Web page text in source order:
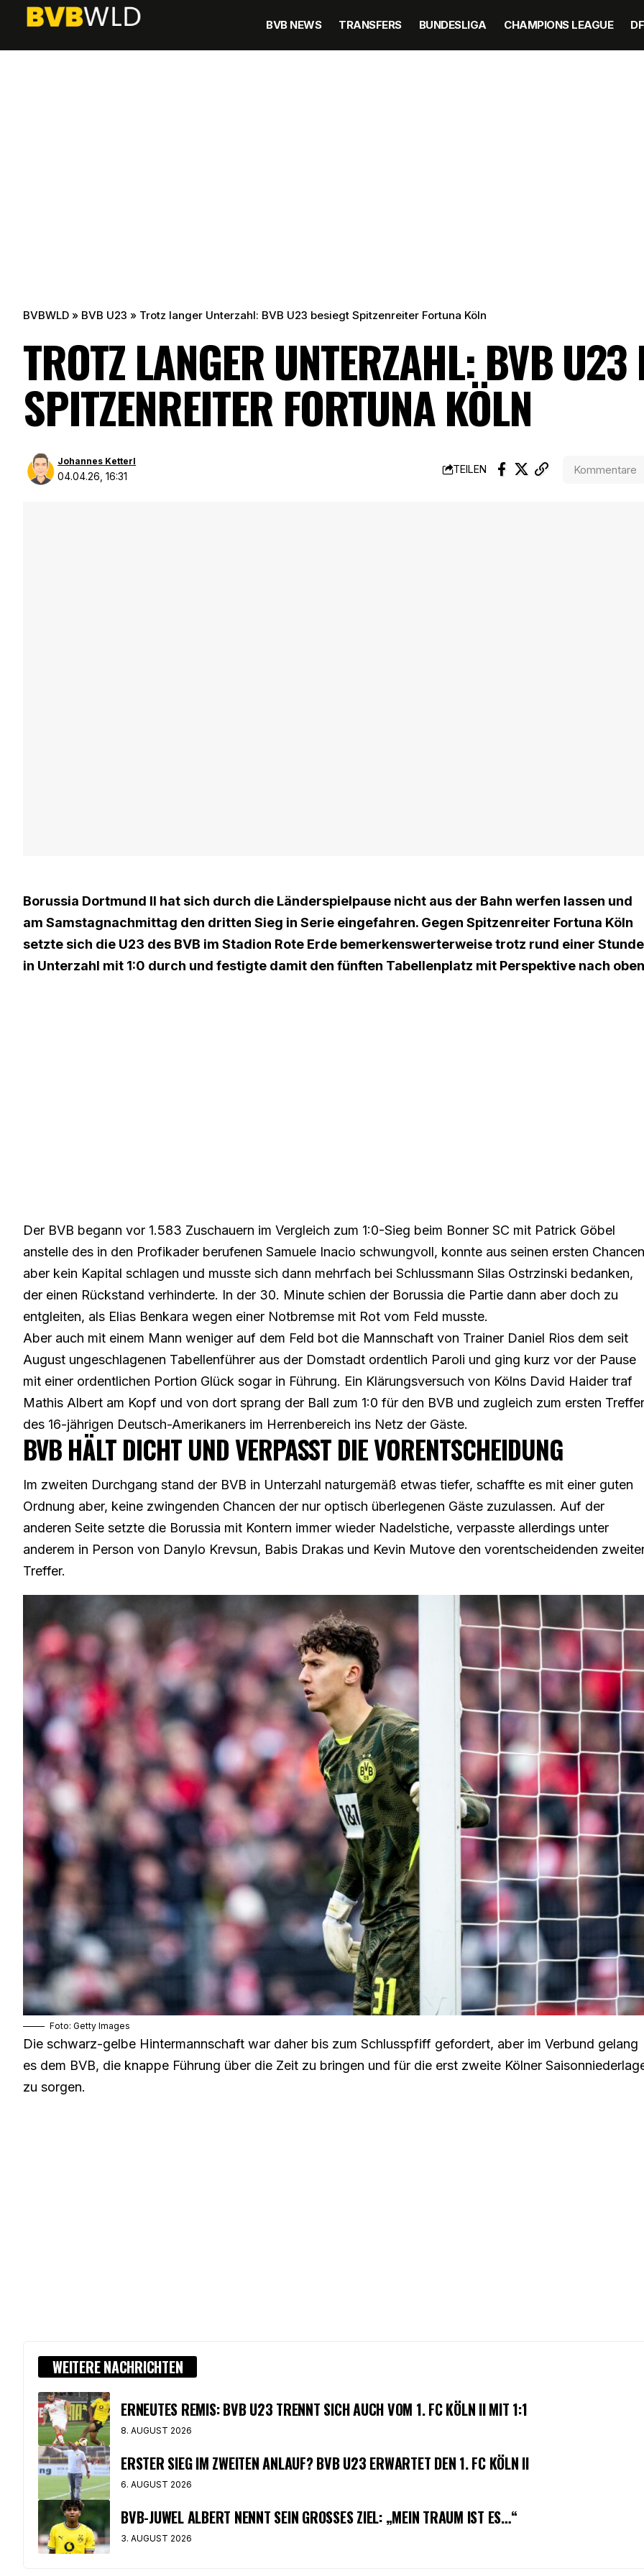
BVB NEWS TRANSFERS BUNDESLIGA CHAMPIONS LEAGUE
BVBWLD » BVB U23 » Trotz langer Unterzahl: BVB U23 besiegt Spitzenreiter Fortuna Köln
TROTZ LANGER UNTERZAHL: BVB U23
SPITZENREITER FORTUNA KÖLN
04.04.26, 16:31
Johannes Ketterl
TEILEN Kommentare
Borussia Dortmund II hat sich durch die Länderspielpause nicht aus der Bahn werfen lassen und
am Samstagnachmittag den dritten Sieg in Serie eingefahren. Gegen Spitzenreiter Fortuna Köln
setzte sich die U23 des BVB im Stadion Rote Erde bemerkenswerterweise trotz rund einer Stunde
in Unterzahl mit 1:0 durch und festigte damit den fünften Tabellenplatz mit Perspektive nach
Der BVB begann vor 1.583 Zuschauern im Vergleich zum 1:0-Sieg beim Bonner SC mit Patrick Göbel
anstelle des in den Profikader berufenen Samuele Inacio schwungvoll, konnte aus seinen ersten Chancen
aber kein Kapital schlagen und musste sich dann mehrfach bei Schlussmann Silas Ostrzinski bedanken,
der einen Rückstand verhinderte. In der 30. Minute schien der Borussia die Partie dann aber doch zu
entgleiten, als Elias Benkara wegen einer Notbremse mit Rot vom Feld musste.
Aber auch mit einem Mann weniger auf dem Feld bot die Mannschaft von Trainer Daniel Rios dem seit
August ungeschlagenen Tabellenführer aus der Domstadt ordentlich Paroli und ging kurz vor der Pause
mit einer ordentlichen Portion Glück sogar in Führung. Ein Klärungsversuch von Kölns David Haider traf
Mathis Albert am Kopf und von dort sprang der Ball zum 1:0 für den BVB und zugleich zum ersten Treffer
des 16-jährigen Deutsch-Amerikaners im Herrenbereich ins Netz der Gäste.
BVB HÄLT DICHT UND VERPASST DIE VORENTSCHEIDUNG
Im zweiten Durchgang stand der BVB in Unterzahl naturgemäß etwas tiefer, schaffte es mit einer guten
Ordnung aber, keine zwingenden Chancen der nur optisch überlegenen Gäste zuzulassen. Auf der
anderen Seite setzte die Borussia mit Kontern immer wieder Nadelstiche, verpasste allerdings unter
anderem in Person von Danylo Krevsun, Babis Drakas und Kevin Mutove den vorentscheidenden
Treffer.
Foto: Getty Images
Die schwarz-gelbe Hintermannschaft war daher bis zum Schlusspfiff gefordert, aber im Verbund gelang
es dem BVB, die knappe Führung über die Zeit zu bringen und für die erst zweite Kölner
zu sorgen.
WEITERE NACHRICHTEN
ERNEUTES REMIS: BVB U23 TRENNT SICH AUCH VOM 1. FC KÖLN II MIT 1:1
8. AUGUST 2026
ERSTER SIEG IM ZWEITEN ANLAUF? BVB U23 ERWARTET DEN 1. FC KÖLN II
6. AUGUST 2026
BVB-JUWEL ALBERT NENNT SEIN GROSSES ZIEL: „MEIN TRAUM IST ES…“
3. AUGUST 2026